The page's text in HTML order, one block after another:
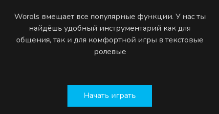
Worols вмещает все популярные функции. У нас ты
найдёшь удобный инструментарий как для
общения, так и для комфортной игры в текстовые
ролевые
Начать играть